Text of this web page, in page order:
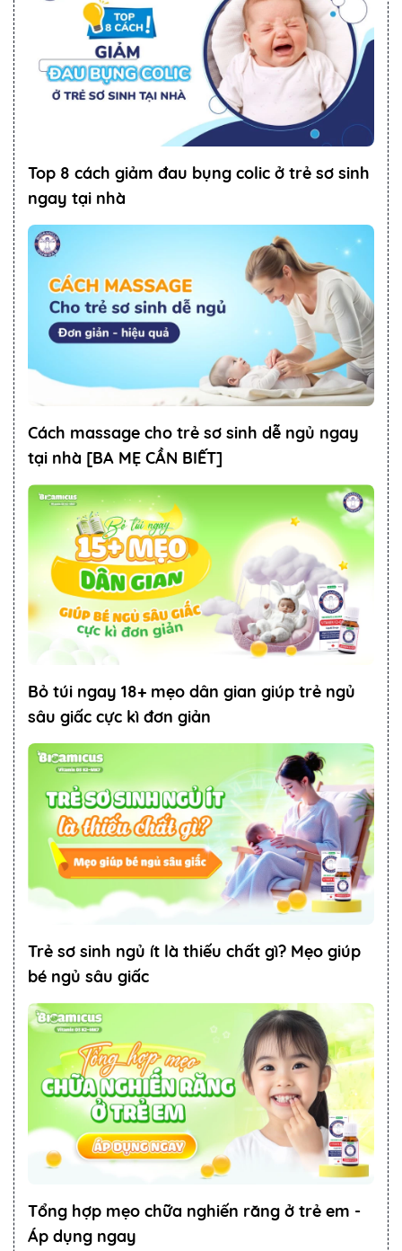
Top 8 cách giảm đau bụng colic ở trẻ sơ sinh
ngay tại nhà
Cách massage cho trẻ sơ sinh dễ ngủ ngay
tại nhà [BA MẸ CẦN BIẾT]
Bỏ túi ngay 18+ mẹo dân gian giúp trẻ ngủ
sâu giấc cực kì đơn giản
Trẻ sơ sinh ngủ ít là thiếu chất gì? Mẹo giúp
bé ngủ sâu giấc
Tổng hợp mẹo chữa nghiến răng ở trẻ em -
Áp dụng ngay